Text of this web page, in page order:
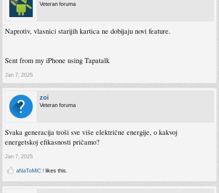
Veteran foruma
Naprotiv, vlasnici starijih kartica ne dobijaju novi feature.
Sent from my iPhone using Tapatalk
Jan 7, 2025
zoi
Veteran foruma
Svaka generacija troši sve više električne energije, o kakvoj
energetskoj efikasnosti pričamo?
Jan 7, 2025
aNaToMiC ! likes this.